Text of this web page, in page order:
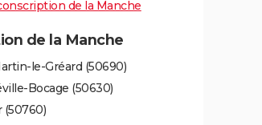
de la Manche
de la Manche
le-Gréard (50690)
Bocage (50630)
(50760)